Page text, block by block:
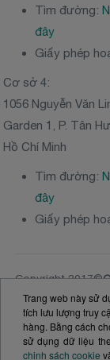
Tìm đường:
đây
Giấy phép
Cơ sở 4:
1056 Nguyễn Văn
Garden 1, P. Tân
Hồ Chí Minh
Tìm đường:
đây
Giấy phép
Copyright 2017©
Victoria Healthcare
NGƯỜI ĐẠI DIỆN
Vĩnh Tường-
SỐ ĐKKD:
cấp ngày
Trang web này sử
tích lưu lượng truy
hàng. Bằng cách
sử dụng dữ liệu
chinh sách cookie